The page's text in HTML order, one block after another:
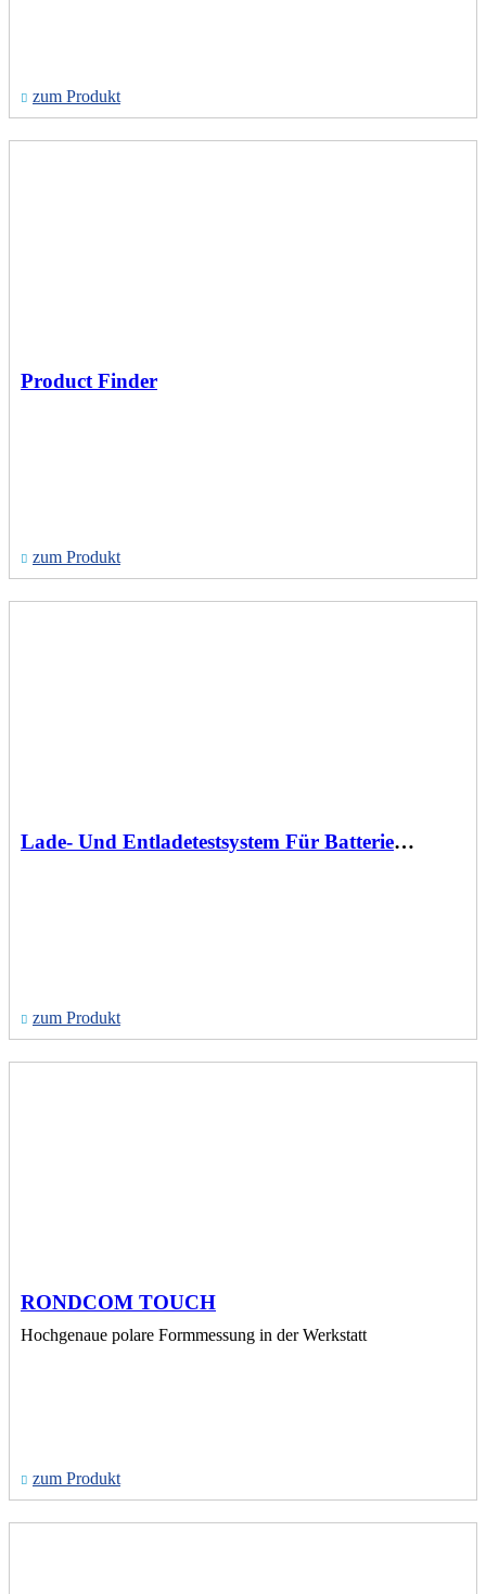
zum Produkt
Product Finder
zum Produkt
Lade- Und Entladetestsystem Für Batteriezellen
zum Produkt
RONDCOM TOUCH
Hochgenaue polare Formmessung in der Werkstatt
zum Produkt